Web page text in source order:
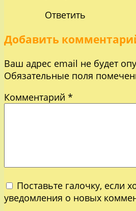
Ответить
Добавить
Ваш адрес email не будет
Обязательные поля
Комментарий *
Поставьте галочку, если
уведомления о новых